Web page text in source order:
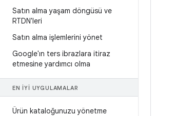
Satın alma yaşam döngüsü ve
RTDN'leri
Satın alma işlemlerini yönet
Google'ın ters ibrazlara itiraz
etmesine yardımcı olma
EN IYI UYGULAMALAR
Ürün kataloğunuzu yönetme